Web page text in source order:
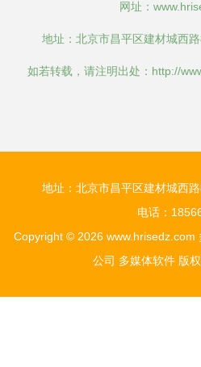
网址：
地址：北京市昌平区建材城西
如若转载，请注明出处：http://
地址：北京市昌平区建材城西
电话：
Copyright © 2026 www.hrisedz.com
公司 多媒体软件 版